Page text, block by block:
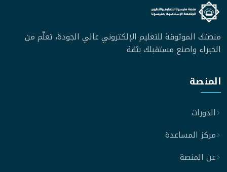
منصتك الموثوقة للتعليم الإلكتروني عالي الجودة، تعلّم من
الخبراء واصنع مستقبلك بثقة
المنصة
الدورات
مركز المساعدة
عن المنصة